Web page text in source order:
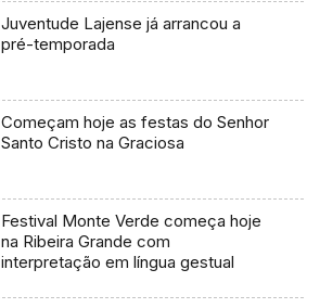
Juventude Lajense já arrancou a
pré-temporada
Começam hoje as festas do Senhor
Santo Cristo na Graciosa
Festival Monte Verde começa hoje
na Ribeira Grande com
interpretação em língua gestual